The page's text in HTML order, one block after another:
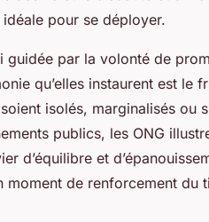
pour se déployer.
guidée par la volonté de
qu’elles instaurent est le
isolés, marginalisés ou
publics, les ONG
d’équilibre et
moment de renforcement du